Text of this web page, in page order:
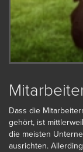
Dass die
gehört, ist
die meisten
ausrichten.